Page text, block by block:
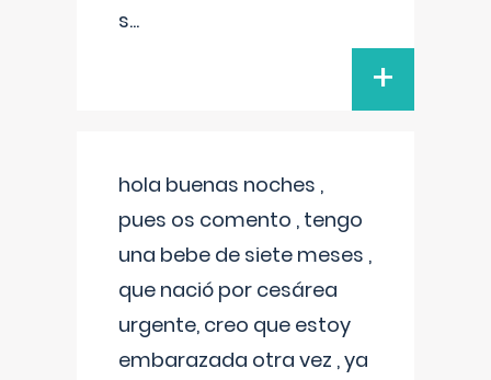
s...
+
hola buenas noches ,
pues os comento , tengo
una bebe de siete meses ,
que nació por cesárea
urgente, creo que estoy
embarazada otra vez , ya